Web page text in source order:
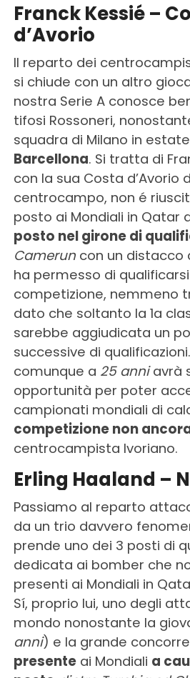
Franck Kessié –
d’Avorio
Il reparto dei
si chiude con un altro
nostra Serie A conosce
tifosi Rossoneri,
squadra di Milano in estate
Barcellona. Si tratta di
con la sua Costa d’Avorio
centrocampo, non é
posto ai Mondiali in Qatar
posto nel girone di
Cameruncon un distacco
ha permesso di
competizione, nemmeno
dato che soltanto la 1a
sarebbe aggiudicata un
successive di
comunque a 25 anniavrà
opportunità per poter
campionati mondiali di
competizione non
centrocampista Ivoriano.
Erling Haaland –
Passiamo al reparto
da un trio davvero
prende uno dei 3 posti di
dedicata ai bomber che
presenti ai Mondiali in
Sí, proprio lui, uno degli
mondo nonostante la
anni) e la grande
presenteai Mondiali a